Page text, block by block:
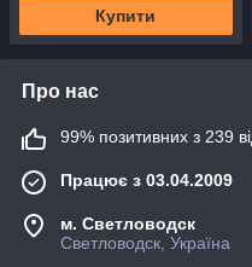
Купити
Про нас
99% позитивних з 239
Працює з 03.04.2009
м. Светловодск
Светловодск, Україна